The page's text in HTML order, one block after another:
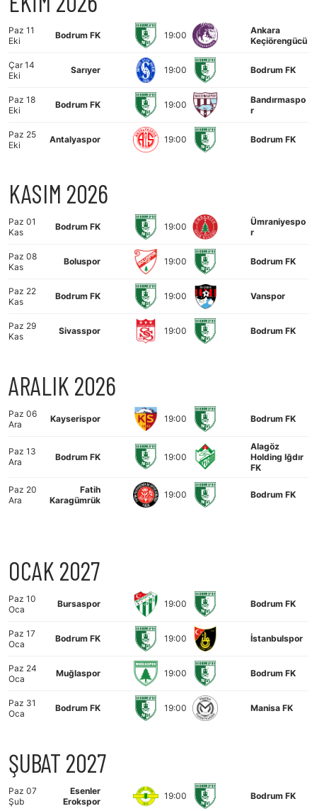
Paz 11
Eki
Bodrum FK 19:00
Ankara
Keçiörengücü
Çar 14
Eki
Sarıyer 19:00 Bodrum FK
Paz 18
Eki
Bodrum FK 19:00
Bandırmaspo
r
Paz 25
Eki
Antalyaspor 19:00 Bodrum FK
KASIM 2026
Paz 01
Kas
Bodrum FK 19:00
Ümraniyespo
r
Paz 08
Kas
Boluspor 19:00 Bodrum FK
Paz 22
Kas
Bodrum FK 19:00 Vanspor
Paz 29
Kas
Sivasspor 19:00 Bodrum FK
ARALIK 2026
Paz 06
Ara
Kayserispor 19:00 Bodrum FK
Paz 13
Ara
Bodrum FK 19:00
Alagöz
Holding Iğdır
FK
Paz 20
Ara
Fatih
Karagümrük
19:00 Bodrum FK
OCAK 2027
Paz 10
Oca
Bursaspor 19:00 Bodrum FK
Paz 17
Oca
Bodrum FK 19:00 İstanbulspor
Paz 24
Oca
Muğlaspor 19:00 Bodrum FK
Paz 31
Oca
Bodrum FK 19:00 Manisa FK
ŞUBAT 2027
Paz 07
Şub
Esenler
Erokspor
19:00 Bodrum FK